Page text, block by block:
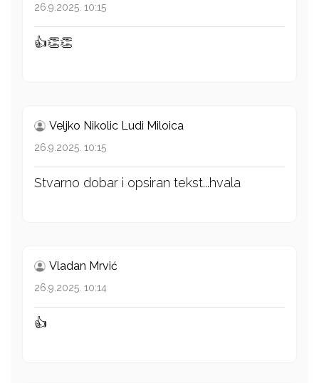
26.9.2025. 10:15
👍👏👏
Veljko Nikolic Ludi Miloica
26.9.2025. 10:15
Stvarno dobar i opsiran tekst...hvala
Vladan Mrvić
26.9.2025. 10:14
👍